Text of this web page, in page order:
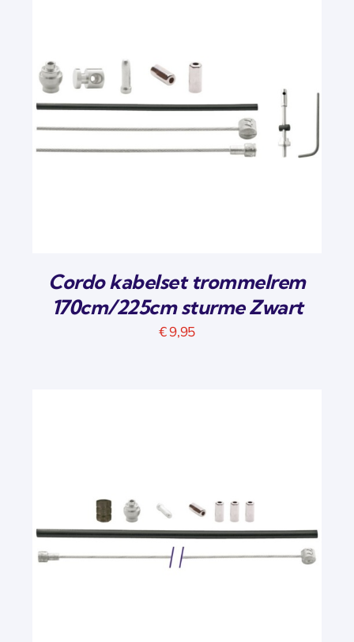
Cordo kabelset trommelrem
170cm/225cm sturme Zwart
€9,95